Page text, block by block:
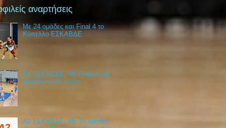
αναρτήσεις
Με 24 ομάδες και Final 4 το
Κύπελλο ΕΣΚΑΒΔΕ
Α1 ΕΣΚΑΒΔΕ: Με Final 4 και
playout η νέα σεζόν
Α2 ΕΣΚΑΒΔΕ: Με 15 ομάδες,